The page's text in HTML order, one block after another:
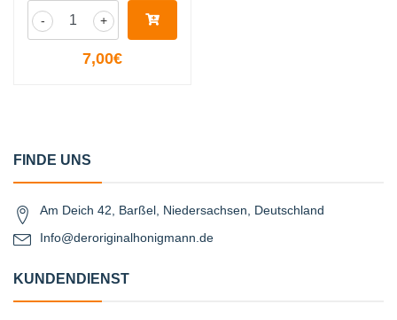
+
-
7,00€
FINDE UNS
Am Deich 42, Barßel, Niedersachsen, Deutschland
Info@deroriginalhonigmann.de
KUNDENDIENST